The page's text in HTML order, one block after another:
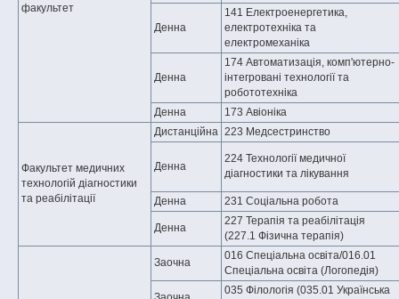
факультет
Денна
141 Електроенергетика,
електротехніка та
електромеханіка
Денна
174 Автоматизація, комп'ютерно-
інтегровані технології та
робототехніка
Денна
173 Авіоніка
Факультет медичних
технологій діагностики
та реабілітації
Дистанційна 223 Медсестринство
Денна
224 Технології медичної
діагностики та лікування
Денна 231 Соціальна робота
Денна
227 Терапія та реабілітація
(227.1 Фізична терапія)
Заочна
016 Спеціальна освіта/016.01
Спеціальна освіта (Логопедія)
035 Філологія (035.01 Українська